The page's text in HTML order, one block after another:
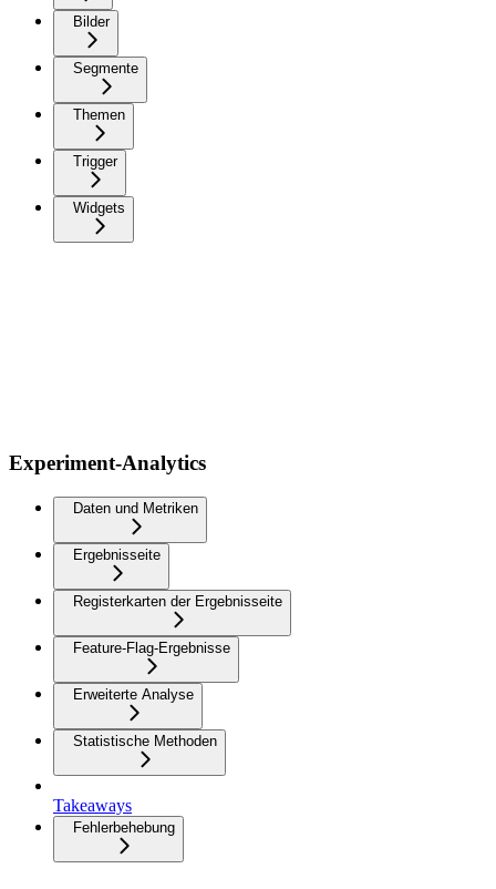
Bilder
Segmente
Themen
Trigger
Widgets
Experiment-Analytics
Daten und Metriken
Ergebnisseite
Registerkarten der Ergebnisseite
Feature-Flag-Ergebnisse
Erweiterte Analyse
Statistische Methoden
Takeaways
Fehlerbehebung